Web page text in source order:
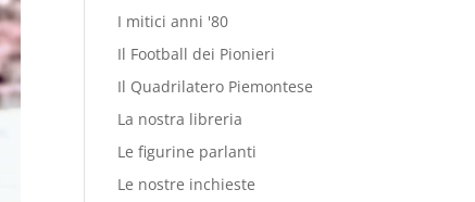
I mitici anni '80
Il Football dei Pionieri
Il Quadrilatero Piemontese
La nostra libreria
Le figurine parlanti
Le nostre inchieste